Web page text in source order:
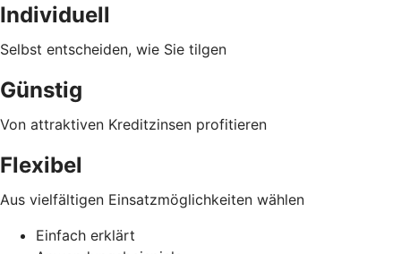
Individuell
Selbst entscheiden, wie Sie tilgen
Günstig
Von attraktiven Kreditzinsen profitieren
Flexibel
Aus vielfältigen Einsatzmöglichkeiten wählen
Einfach erklärt